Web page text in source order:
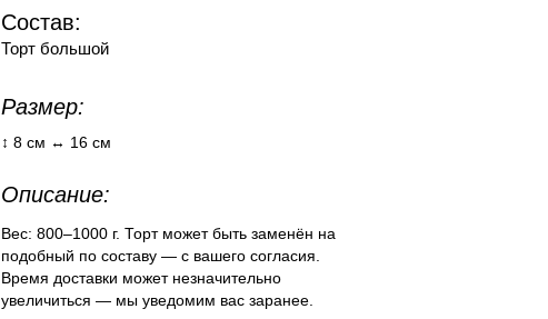
Состав:
Торт большой
Размер:
↕ 8 см ↔ 16 см
Описание:
Вес: 800–1000 г. Торт может быть заменён на
подобный по составу — с вашего согласия.
Время доставки может незначительно
увеличиться — мы уведомим вас заранее.